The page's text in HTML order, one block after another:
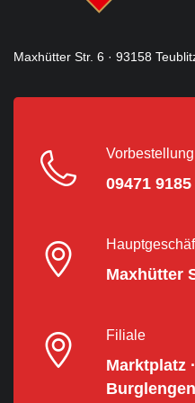
Maxhütter Str. 6 · 93158
09471 9185
Maxhütter
Filiale
Marktplatz